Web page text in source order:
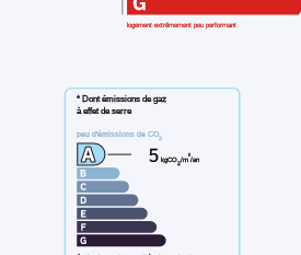
logement extrêmement peu performant
* Dont émissions de gaz
à effet de serre
peu d'émissions de CO2
5 kgCO2/m²/an